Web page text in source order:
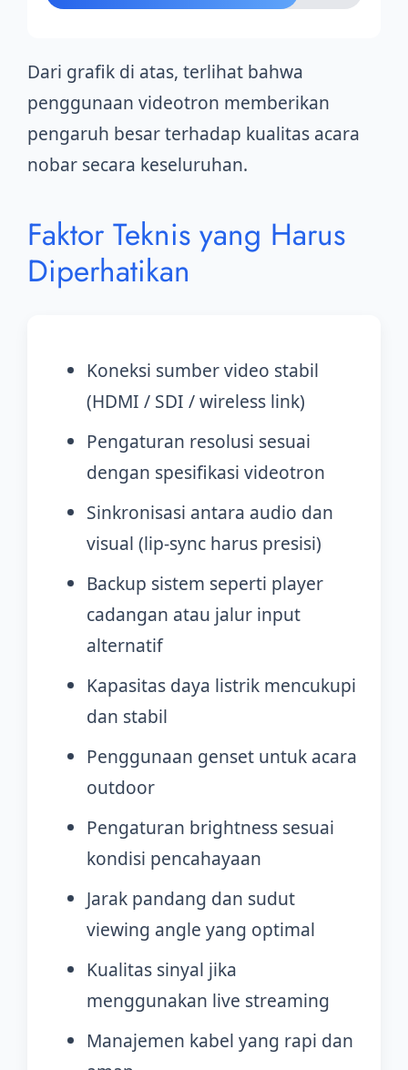
Dari grafik di atas, terlihat bahwa
penggunaan videotron memberikan
pengaruh besar terhadap kualitas acara
nobar secara keseluruhan.
Faktor Teknis yang Harus
Diperhatikan
Koneksi sumber video stabil
(HDMI / SDI / wireless link)
Pengaturan resolusi sesuai
dengan spesifikasi videotron
Sinkronisasi antara audio dan
visual (lip-sync harus presisi)
Backup sistem seperti player
cadangan atau jalur input
alternatif
Kapasitas daya listrik mencukupi
dan stabil
Penggunaan genset untuk acara
outdoor
Pengaturan brightness sesuai
kondisi pencahayaan
Jarak pandang dan sudut
viewing angle yang optimal
Kualitas sinyal jika
menggunakan live streaming
Manajemen kabel yang rapi dan